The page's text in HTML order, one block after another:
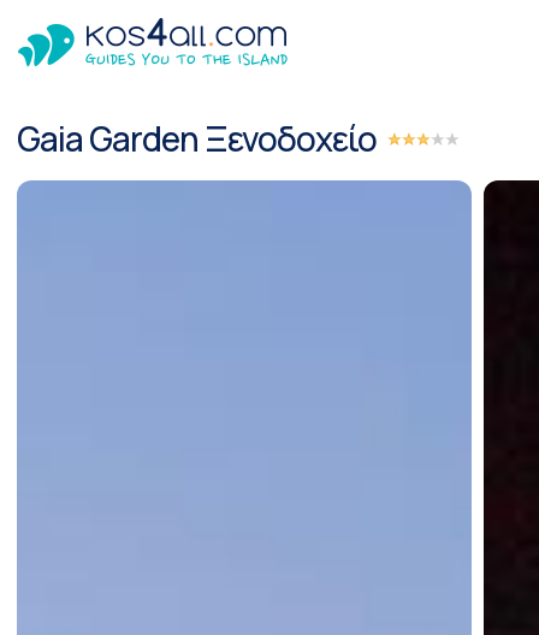
Gaia Garden Ξενοδοχείο